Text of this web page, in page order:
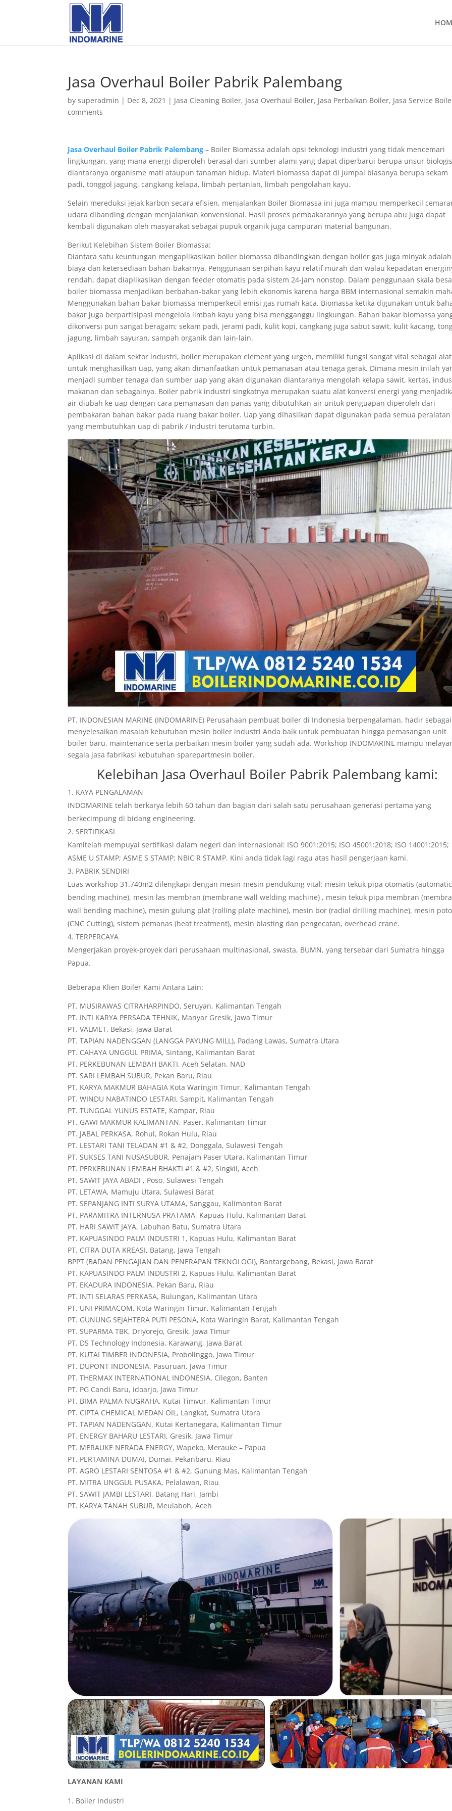
Jasa Overhaul Boiler Pabrik Palembang
bysuperadmin | Dec 8, 2021 | Jasa Cleaning Boiler, Jasa Overhaul Boiler, Jasa Perbaikan Boiler, Jasa Service
comments
Jasa Overhaul Boiler Pabrik Palembang – Boiler Biomassa adalah opsi teknologi industri yang tidak mencemari
lingkungan, yang mana energi diperoleh berasal dari sumber alami yang dapat diperbarui berupa unsur
diantaranya organisme mati ataupun tanaman hidup. Materi biomassa dapat di jumpai biasanya berupa sekam
padi, tonggol jagung, cangkang kelapa, limbah pertanian, limbah pengolahan kayu.
Selain mereduksi jejak karbon secara efisien, menjalankan Boiler Biomassa ini juga mampu memperkecil
udara dibanding dengan menjalankan konvensional. Hasil proses pembakarannya yang berupa abu juga dapat
kembali digunakan oleh masyarakat sebagai pupuk organik juga campuran material bangunan.
Berikut Kelebihan Sistem Boiler Biomassa:
Diantara satu keuntungan mengaplikasikan boiler biomassa dibandingkan dengan boiler gas juga minyak adalah
biaya dan ketersediaan bahan-bakarnya. Penggunaan serpihan kayu relatif murah dan walau kepadatan
rendah, dapat diaplikasikan dengan feeder otomatis pada sistem 24-jam nonstop. Dalam penggunaan skala
boiler biomassa menjadikan berbahan-bakar yang lebih ekonomis karena harga BBM internasional semakin
Menggunakan bahan bakar biomassa memperkecil emisi gas rumah kaca. Biomassa ketika digunakan untuk
bakar juga berpartisipasi mengelola limbah kayu yang bisa mengganggu lingkungan. Bahan bakar biomassa
dikonversi pun sangat beragam; sekam padi, jerami padi, kulit kopi, cangkang juga sabut sawit, kulit kacang,
jagung, limbah sayuran, sampah organik dan lain-lain.
Aplikasi di dalam sektor industri, boiler merupakan element yang urgen, memiliki fungsi sangat vital sebagai alat
untuk menghasilkan uap, yang akan dimanfaatkan untuk pemanasan atau tenaga gerak. Dimana mesin inilah
menjadi sumber tenaga dan sumber uap yang akan digunakan diantaranya mengolah kelapa sawit, kertas,
makanan dan sebagainya. Boiler pabrik industri singkatnya merupakan suatu alat konversi energi yang
air diubah ke uap dengan cara pemanasan dan panas yang dibutuhkan air untuk penguapan diperoleh dari
pembakaran bahan bakar pada ruang bakar boiler. Uap yang dihasilkan dapat digunakan pada semua peralatan
yang membutuhkan uap di pabrik / industri terutama turbin.
PT. INDONESIAN MARINE (INDOMARINE) Perusahaan pembuat boiler di Indonesia berpengalaman, hadir sebagai
menyelesaikan masalah kebutuhan mesin boiler industri Anda baik untuk pembuatan hingga pemasangan unit
boiler baru, maintenance serta perbaikan mesin boiler yang sudah ada. Workshop INDOMARINE mampu
segala jasa fabrikasi kebutuhan sparepartmesin boiler.
Kelebihan Jasa Overhaul Boiler Pabrik Palembang kami:
KAYA PENGALAMAN
INDOMARINE telah berkarya lebih 60 tahun dan bagian dari salah satu perusahaan generasi pertama yang
berkecimpung di bidang engineering.
SERTIFIKASI
Kamitelah mempuyai sertifikasi dalam negeri dan internasional: ISO 9001:2015; ISO 45001:2018; ISO 14001:2015;
ASME U STAMP; ASME S STAMP; NBIC R STAMP. Kini anda tidak lagi ragu atas hasil pengerjaan kami.
PABRIK SENDIRI
Luas workshop 31.740m2 dilengkapi dengan mesin-mesin pendukung vital: mesin tekuk pipa otomatis (automatic
bending machine), mesin las membran (membrane wall welding machine) , mesin tekuk pipa membran
wall bending machine), mesin gulung plat (rolling plate machine), mesin bor (radial drilling machine), mesin
(CNC Cutting), sistem pemanas (heat treatment), mesin blasting dan pengecatan, overhead crane.
TERPERCAYA
Mengerjakan proyek-proyek dari perusahaan multinasional, swasta, BUMN, yang tersebar dari Sumatra hingga
Papua.
Beberapa Klien Boiler Kami Antara Lain:
PT. MUSIRAWAS CITRAHARPINDO, Seruyan, Kalimantan Tengah
PT. INTI KARYA PERSADA TEHNIK, Manyar Gresik, Jawa Timur
PT. VALMET, Bekasi, Jawa Barat
PT. TAPIAN NADENGGAN (LANGGA PAYUNG MILL), Padang Lawas, Sumatra Utara
PT. CAHAYA UNGGUL PRIMA, Sintang, Kalimantan Barat
PT. PERKEBUNAN LEMBAH BAKTI, Aceh Selatan, NAD
PT. SARI LEMBAH SUBUR, Pekan Baru, Riau
PT. KARYA MAKMUR BAHAGIA Kota Waringin Timur, Kalimantan Tengah
PT. WINDU NABATINDO LESTARI, Sampit, Kalimantan Tengah
PT. TUNGGAL YUNUS ESTATE, Kampar, Riau
PT. GAWI MAKMUR KALIMANTAN, Paser, Kalimantan Timur
PT. JABAL PERKASA, Rohul, Rokan Hulu, Riau
PT. LESTARI TANI TELADAN #1 & #2, Donggala, Sulawesi Tengah
PT. SUKSES TANI NUSASUBUR, Penajam Paser Utara, Kalimantan Timur
PT. PERKEBUNAN LEMBAH BHAKTI #1 & #2, Singkil, Aceh
PT. SAWIT JAYA ABADI , Poso, Sulawesi Tengah
PT. LETAWA, Mamuju Utara, Sulawesi Barat
PT. SEPANJANG INTI SURYA UTAMA, Sanggau, Kalimantan Barat
PT. PARAMITRA INTERNUSA PRATAMA, Kapuas Hulu, Kalimantan Barat
PT. HARI SAWIT JAYA, Labuhan Batu, Sumatra Utara
PT. KAPUASINDO PALM INDUSTRI 1, Kapuas Hulu, Kalimantan Barat
PT. CITRA DUTA KREASI, Batang, Jawa Tengah
BPPT (BADAN PENGAJIAN DAN PENERAPAN TEKNOLOGI), Bantargebang, Bekasi, Jawa Barat
PT. KAPUASINDO PALM INDUSTRI 2, Kapuas Hulu, Kalimantan Barat
PT. EKADURA INDONESIA, Pekan Baru, Riau
PT. INTI SELARAS PERKASA, Bulungan, Kalimantan Utara
PT. UNI PRIMACOM, Kota Waringin Timur, Kalimantan Tengah
PT. GUNUNG SEJAHTERA PUTI PESONA, Kota Waringin Barat, Kalimantan Tengah
PT. SUPARMA TBK, Driyorejo, Gresik, Jawa Timur
PT. DS Technology Indonesia, Karawang, Jawa Barat
PT. KUTAI TIMBER INDONESIA, Probolinggo, Jawa Timur
PT. DUPONT INDONESIA, Pasuruan, Jawa Timur
PT. THERMAX INTERNATIONAL INDONESIA, Cilegon, Banten
PT. PG Candi Baru, idoarjo, Jawa Timur
PT. BIMA PALMA NUGRAHA, Kutai Timvur, Kalimantan Timur
PT. CIPTA CHEMICAL MEDAN OIL, Langkat, Sumatra Utara
PT. TAPIAN NADENGGAN, Kutai Kertanegara, Kalimantan Timur
PT. ENERGY BAHARU LESTARI, Gresik, Jawa Timur
PT. MERAUKE NERADA ENERGY, Wapeko, Merauke – Papua
PT. PERTAMINA DUMAI, Dumai, Pekanbaru, Riau
PT. AGRO LESTARI SENTOSA #1 & #2, Gunung Mas, Kalimantan Tengah
PT. MITRA UNGGUL PUSAKA, Pelalawan, Riau
PT. SAWIT JAMBI LESTARI, Batang Hari, Jambi
PT. KARYA TANAH SUBUR, Meulaboh, Aceh
LAYANAN KAMI
Boiler Industri